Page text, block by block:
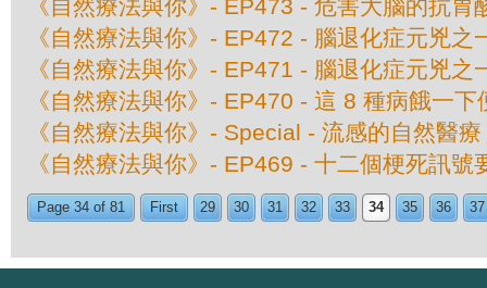
《自然療法與你》- EP473 - 危害大腦的抗胃
《自然療法與你》- EP472 - 腦退化症元兇之
《自然療法與你》- EP471 - 腦退化症元兇之
《自然療法與你》- EP470 - 這 8 種病餓一下
《自然療法與你》- Special - 流感的自然醫療
《自然療法與你》- EP469 - 十二個梗死訊號
Page 34 of 81 First 29 30 31 32 33 34 35 36 37